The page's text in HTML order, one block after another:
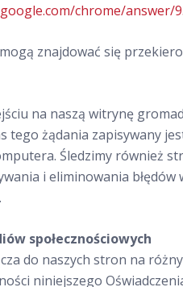
chrome/answer/
znajdować się
na naszą witrynę
tego żądania zapisywany
Śledzimy również
i eliminowania
społecznościowych
do naszych stron na
niniejszego